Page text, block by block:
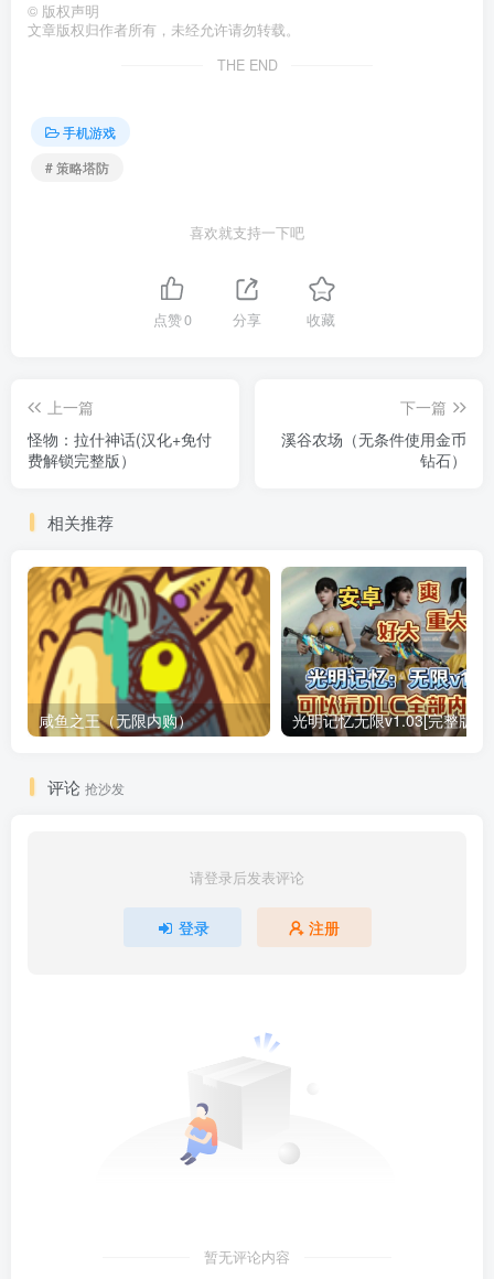
© 版权声明
文章版权归作者所有，未经允许请勿转载。
THE END
手机游戏
# 策略塔防
喜欢就支持一下吧
点赞0 分享 收藏
上一篇
怪物：拉什神话(汉化+免付
费解锁完整版）
下一篇
溪谷农场（无条件使用金币
钻石）
相关推荐
咸鱼之王（无限内购）
评论 抢沙发
请登录后发表评论
登录 注册
暂无评论内容